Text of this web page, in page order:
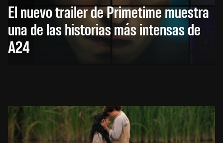
El nuevo trailer de Primetime muestra
una de las historias más intensas de
A24